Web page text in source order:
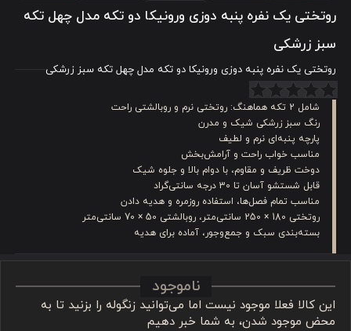
روتختی یک نفره پنبه دوزی ورونیکا دو تکه مدل چهل تکه
سبز زرشکی
روتختی یک نفره پنبه دوزی ورونیکا دو تکه مدل چهل تکه سبز زرشکی
شامل 2 تکه هماهنگ: روتختی نرم و روبالشتی راحت
رنگ سبز زرشکی شیک و مدرن
پارچه پنبه‌ای نرم و لطیف
مناسب خواب راحت و آرامش‌بخش
دوخت ظریف و مقاوم، با دوام بالا و جلوه شیک
قابل شستشو آسان تا 30 درجه سانتی‌گراد
مناسب تمام فصل‌ها، استفاده روزمره و هدیه دادن
روتختی 180 × 250 سانتی‌متر، روبالشتی 50 × 70 سانتی‌متر
بسته‌بندی سبک و جمع‌وجور، آماده برای هدیه
ناموجود
این کالا فعلا موجود نیست اما می‌توانید زنگوله را بزنید تا به
محض موجود شدن، به شما خبر دهیم